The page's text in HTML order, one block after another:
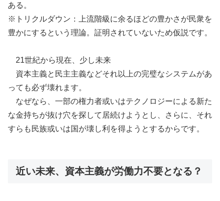
ある。
※トリクルダウン：上流階級に余るほどの豊かさが民衆を
豊かにするという理論。証明されていないため仮説です。
21世紀から現在、少し未来
資本主義と民主主義などそれ以上の完璧なシステムがあ
っても必ず壊れます。
なぜなら、一部の権力者或いはテクノロジーによる新た
な金持ちが抜け穴を探して居続けようとし、さらに、それ
すらも民族或いは国が壊し利を得ようとするからです。
近い未来、資本主義が労働力不要となる？